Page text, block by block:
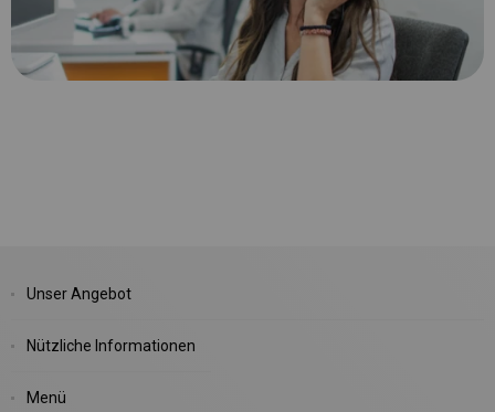
Unser Angebot
Nützliche Informationen
Menü